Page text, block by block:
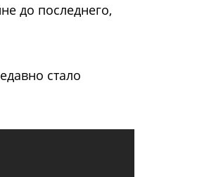
до последнего,
стало